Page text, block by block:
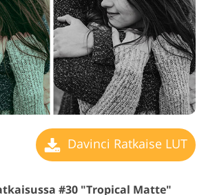
Davinci Ratkaise LUT
#30 "Tropical Matte"